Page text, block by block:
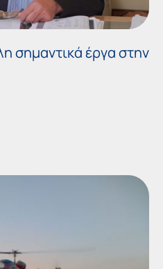
σημαντικά έργα στην